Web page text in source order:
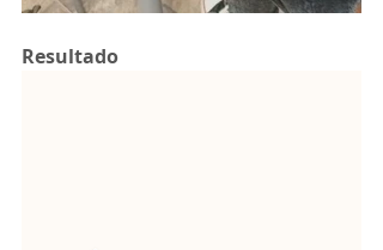
Resultado